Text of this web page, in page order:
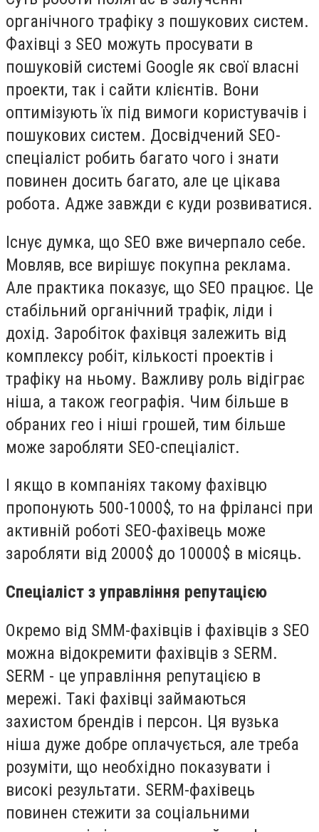
органічного трафіку з пошукових систем.
Фахівці з SEO можуть просувати в
пошуковій системі Google як свої власні
проекти, так і сайти клієнтів. Вони
оптимізують їх під вимоги користувачів і
пошукових систем. Досвідчений SEO-
спеціаліст робить багато чого і знати
повинен досить багато, але це цікава
робота. Адже завжди є куди розвиватися.
Існує думка, що SEO вже вичерпало себе.
Мовляв, все вирішує покупна реклама.
Але практика показує, що SEO працює. Це
стабільний органічний трафік, ліди і
дохід. Заробіток фахівця залежить від
комплексу робіт, кількості проектів і
трафіку на ньому. Важливу роль відіграє
ніша, а також географія. Чим більше в
обраних гео і ніші грошей, тим більше
може заробляти SEO-спеціаліст.
І якщо в компаніях такому фахівцю
пропонують 500-1000$, то на фрілансі при
активній роботі SEO-фахівець може
заробляти від 2000$ до 10000$ в місяць.
Спеціаліст з управління репутацією
Окремо від SMM-фахівців і фахівців з SEO
можна відокремити фахівців з SERM.
SERM - це управління репутацією в
мережі. Такі фахівці займаються
захистом брендів і персон. Ця вузька
ніша дуже добре оплачується, але треба
розуміти, що необхідно показувати і
високі результати. SERM-фахівець
повинен стежити за соціальними